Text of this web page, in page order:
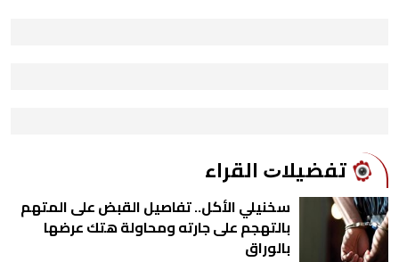
ﺗﻔﻀﻴﻼﺕ اﻟﻘﺮاء
سخنيلي الأكل.. تفاصيل القبض على المتهم
بالتهجم على جارته ومحاولة هتك عرضها
بالوراق